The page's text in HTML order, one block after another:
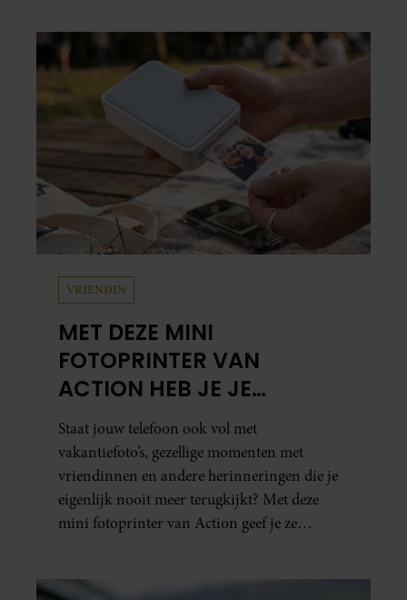
Leidsedwarsstraat roept een stortvloed aan
herinneringen op. Daar begon hun leven
samen en werd dochter Lola geboren.
VRIENDIN
MET DEZE MINI
FOTOPRINTER VAN
ACTION HEB JE JE
FAVORIETE FOTO’S BINNEN
ÉÉN MINUUT IN HANDEN
Staat jouw telefoon ook vol met
vakantiefoto’s, gezellige momenten met
vriendinnen en andere herinneringen die je
eigenlijk nooit meer terugkijkt? Met deze
mini fotoprinter van Action geef je ze
al in handen.